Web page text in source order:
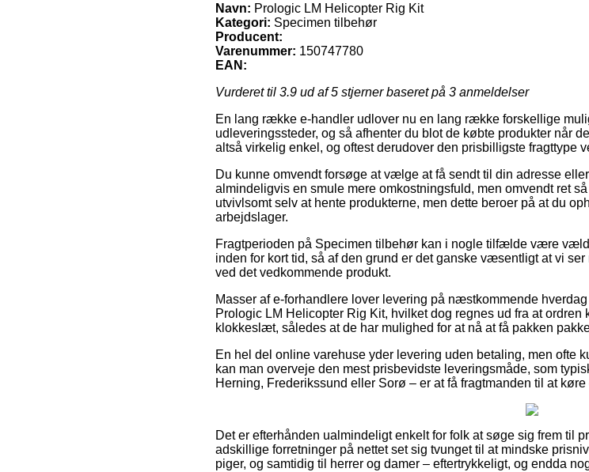
Navn: Prologic LM Helicopter Rig Kit
Kategori: Specimen tilbehør
Producent:
Varenummer: 150747780
EAN:
Vurderet til 3.9 ud af 5 stjerner baseret på 3 anmeldelser
En lang række e-handler udlover nu en lang række forskellige
udleveringssteder, og så afhenter du blot de købte produkter når
altså virkelig enkel, og oftest derudover den prisbilligste fragttype
Du kunne omvendt forsøge at vælge at få sendt til din adresse
almindeligvis en smule mere omkostningsfuld, men omvendt ret
utvivlsomt selv at hente produkterne, men dette beroer på at du
arbejdslager.
Fragtperioden på Specimen tilbehør kan i nogle tilfælde være
inden for kort tid, så af den grund er det ganske væsentligt at vi
ved det vedkommende produkt.
Masser af e-forhandlere lover levering på næstkommende
Prologic LM Helicopter Rig Kit, hvilket dog regnes ud fra at
klokkeslæt, således at de har mulighed for at nå at få pakken
En hel del online varehuse yder levering uden betaling, men ofte
kan man overveje den mest prisbevidste leveringsmåde, som
Herning, Frederikssund eller Sorø – er at få fragtmanden til at
Det er efterhånden ualmindeligt enkelt for folk at søge sig frem til
adskillige forretninger på nettet set sig tvunget til at mindske
piger, og samtidig til herrer og damer – eftertrykkeligt, og endda